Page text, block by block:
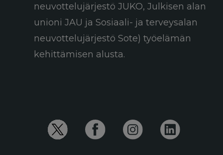
neuvottelujärjestö JUKO, Julkisen alan
unioni JAU ja Sosiaali- ja terveysalan
neuvottelujärjestö Sote) työelämän
kehittämisen alusta.